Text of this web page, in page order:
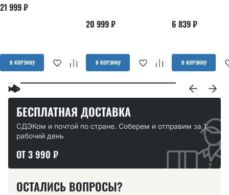
21 999₽
В КОРЗИНУ
20 999₽
В КОРЗИНУ
6 839₽
В КОРЗИНУ
БЕСПЛАТНАЯ ДОСТАВКА
СДЭКом и почтой по стране. Соберем и отправим за 1
рабочий день
ОТ 3 990 ₽
ОСТАЛИСЬ ВОПРОСЫ?